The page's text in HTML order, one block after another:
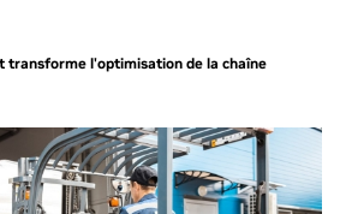
transforme l'optimisation de la chaîne